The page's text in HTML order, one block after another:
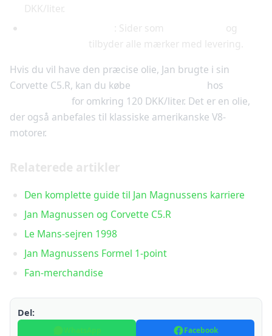
DKK/liter.
: Sider som
og
tilbyder alle mærker med levering.
Hvis du vil have den præcise olie, Jan brugte i sin
Corvette C5.R, kan du købe
hos
for omkring 120 DKK/liter. Det er en olie,
der også anbefales til klassiske amerikanske V8-
motorer.
Relaterede artikler
Den komplette guide til Jan Magnussens karriere
Jan Magnussen og Corvette C5.R
Le Mans-sejren 1998
Jan Magnussens Formel 1-point
Fan-merchandise
Del:
Facebook